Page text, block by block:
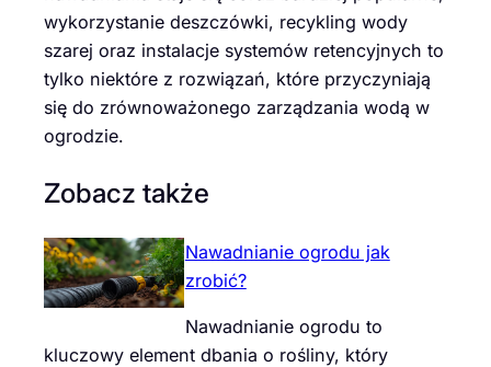
wykorzystanie deszczówki, recykling wody
szarej oraz instalacje systemów retencyjnych to
tylko niektóre z rozwiązań, które przyczyniają
się do zrównoważonego zarządzania wodą w
ogrodzie.
Zobacz także
Nawadnianie ogrodu jak
zrobić?
Nawadnianie ogrodu to
kluczowy element dbania o rośliny, który